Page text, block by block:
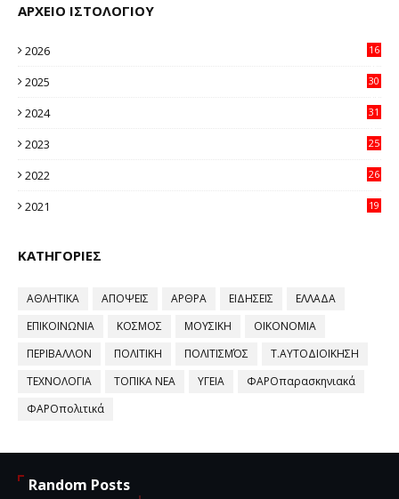
ΑΡΧΕΙΟ ΙΣΤΟΛΟΓΙΟΥ
2026
16
2025
30
2024
31
2023
25
2022
26
2021
19
ΚΑΤΗΓΟΡΙΕΣ
ΑΘΛΗΤΙΚΑ ΑΠΟΨΕΙΣ ΑΡΘΡΑ ΕΙΔΗΣΕΙΣ
ΕΛΛΑΔΑ
ΕΠΙΚΟΙΝΩΝΙΑ
ΚΟΣΜΟΣ ΜΟΥΣΙΚΗ
ΟΙΚΟΝΟΜΙΑ
ΠΕΡΙΒΑΛΛΟΝ
ΠΟΛΙΤΙΚΗ ΠΟΛΙΤΙΣΜΌΣ
Τ.ΑΥΤΟΔΙΟΙΚΗΣΗ
ΤΕΧΝΟΛΟΓΙΑ
ΤΟΠΙΚΑ ΝΕΑ ΥΓΕΙΑ
ΦΑΡΟπαρασκηνιακά
ΦΑΡΟπολιτικά
Random Posts